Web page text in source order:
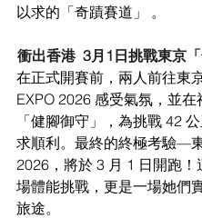
以求的「奇蹟賽道」 。
衝出香港  3月1日挑戰東京
在正式開賽前，兩人前往東
EXPO 2026 感受氣氛，並在
「健腳御守」，為挑戰 42
求順利。最終的終極考驗—
2026，將於 3 月 1 日開跑！
場體能挑戰，更是一場她們
旅途。